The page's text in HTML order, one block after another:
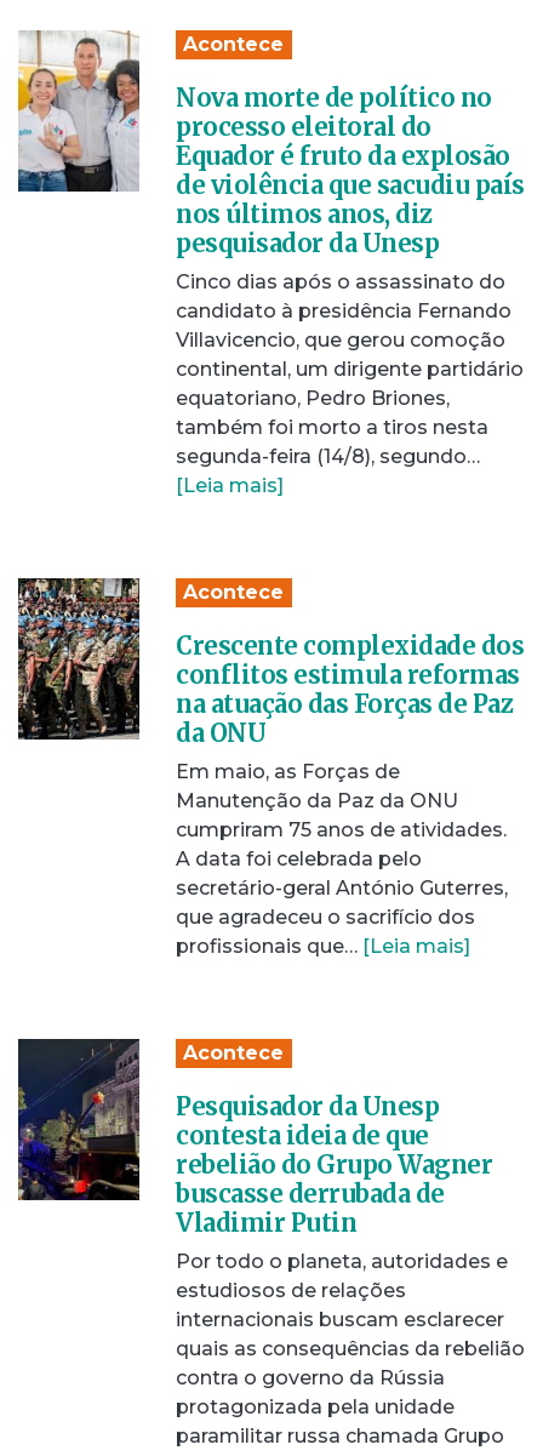
Acontece
Nova morte de político no
processo eleitoral do
Equador é fruto da explosão
de violência que sacudiu país
nos últimos anos, diz
pesquisador da Unesp
Cinco dias após o assassinato do
candidato à presidência Fernando
Villavicencio, que gerou comoção
continental, um dirigente partidário
equatoriano, Pedro Briones,
também foi morto a tiros nesta
segunda-feira (14/8), segundo…
[Leia mais]
Acontece
Crescente complexidade dos
conflitos estimula reformas
na atuação das Forças de Paz
da ONU
Em maio, as Forças de
Manutenção da Paz da ONU
cumpriram 75 anos de atividades.
A data foi celebrada pelo
secretário-geral António Guterres,
que agradeceu o sacrifício dos
profissionais que… [Leia mais]
Acontece
Pesquisador da Unesp
contesta ideia de que
rebelião do Grupo Wagner
buscasse derrubada de
Vladimir Putin
Por todo o planeta, autoridades e
estudiosos de relações
internacionais buscam esclarecer
quais as consequências da rebelião
contra o governo da Rússia
protagonizada pela unidade
paramilitar russa chamada Grupo